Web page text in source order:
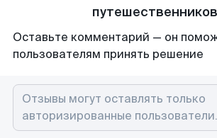
Оставьте комментарий — он
пользователям принять решение